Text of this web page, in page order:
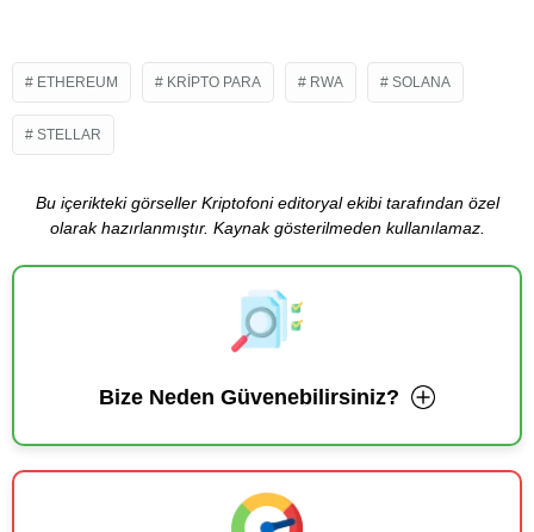
ETHEREUM KRIPTO PARA RWA SOLANA
STELLAR
Bu içerikteki görseller Kriptofoni editoryal ekibi tarafından özel
olarak hazırlanmıştır. Kaynak gösterilmeden kullanılamaz.
Bize Neden Güvenebilirsiniz?